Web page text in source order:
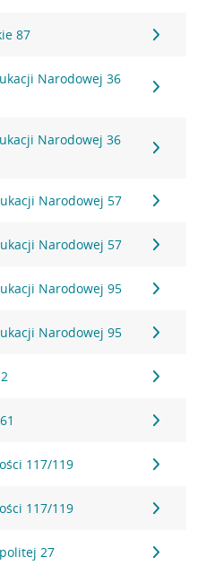
87
Narodowej 36
Narodowej 36
Narodowej 57
Narodowej 57
Narodowej 95
Narodowej 95
117/119
117/119
27